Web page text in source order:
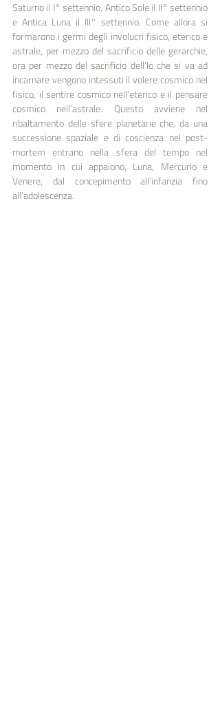
Saturno il I° settennio, Antico Sole il II° settennio
e Antica Luna il III° settennio. Come allora si
formarono i germi degli involucri fisico, eterico e
astrale, per mezzo del sacrificio delle gerarchie,
ora per mezzo del sacrificio dell’Io che si va ad
incarnare vengono intessuti il volere cosmico nel
fisico, il sentire cosmico nell’eterico e il pensare
cosmico nell’astrale. Questo avviene nel
ribaltamento delle sfere planetarie che, da una
successione spaziale e di coscienza nel post-
mortem entrano nella sfera del tempo nel
momento in cui appaiono, Luna, Mercurio e
Venere, dal concepimento all’infanzia fino
all’adolescenza.